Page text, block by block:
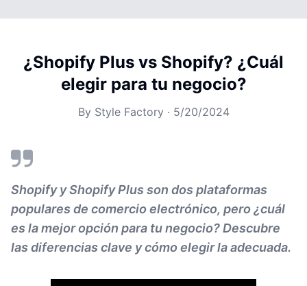
¿Shopify Plus vs Shopify? ¿Cuál
elegir para tu negocio?
By Style Factory · 5/20/2024
Shopify y Shopify Plus son dos plataformas
populares de comercio electrónico, pero ¿cuál
es la mejor opción para tu negocio? Descubre
las diferencias clave y cómo elegir la adecuada.